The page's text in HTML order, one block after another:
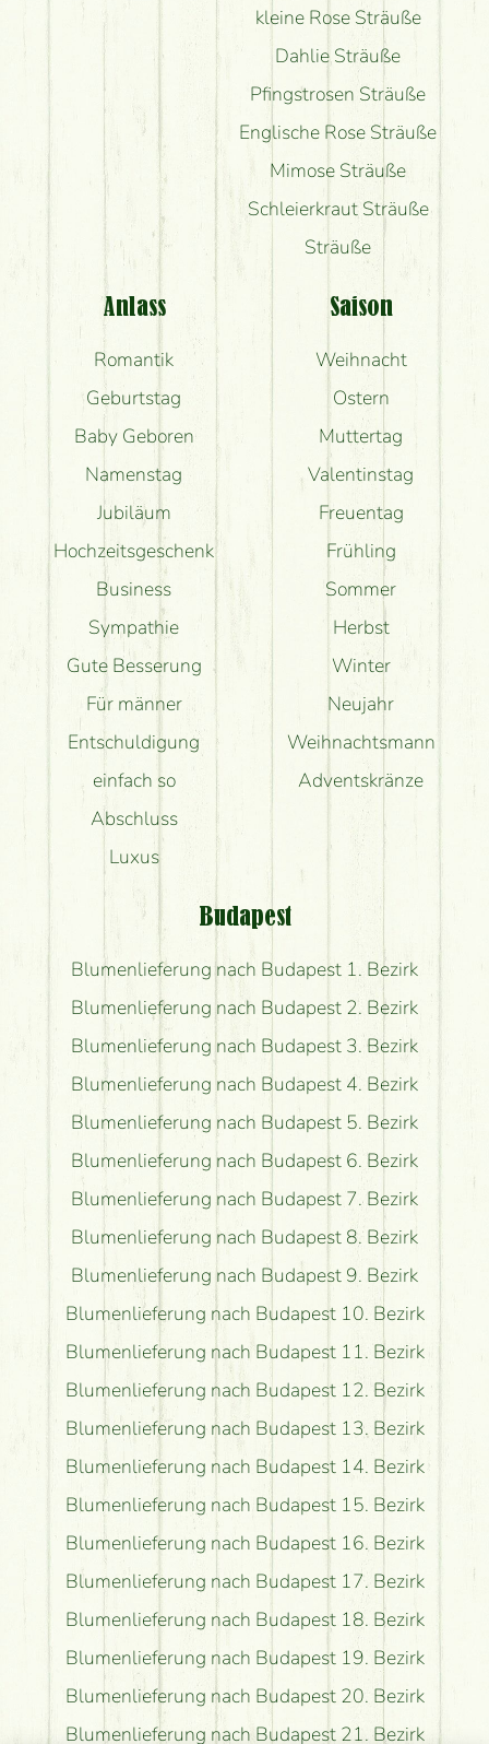
kleine Rose Sträuße
Dahlie Sträuße
Pfingstrosen Sträuße
Englische Rose Sträuße
Mimose Sträuße
Schleierkraut Sträuße
Sträuße
Anlass
Romantik
Geburtstag
Baby Geboren
Namenstag
Jubiläum
Hochzeitsgeschenk
Business
Sympathie
Gute Besserung
Für männer
Entschuldigung
einfach so
Abschluss
Luxus
Saison
Weihnacht
Ostern
Muttertag
Valentinstag
Freuentag
Frühling
Sommer
Herbst
Winter
Neujahr
Weihnachtsmann
Adventskränze
Budapest
Blumenlieferung nach Budapest 1. Bezirk
Blumenlieferung nach Budapest 2. Bezirk
Blumenlieferung nach Budapest 3. Bezirk
Blumenlieferung nach Budapest 4. Bezirk
Blumenlieferung nach Budapest 5. Bezirk
Blumenlieferung nach Budapest 6. Bezirk
Blumenlieferung nach Budapest 7. Bezirk
Blumenlieferung nach Budapest 8. Bezirk
Blumenlieferung nach Budapest 9. Bezirk
Blumenlieferung nach Budapest 10. Bezirk
Blumenlieferung nach Budapest 11. Bezirk
Blumenlieferung nach Budapest 12. Bezirk
Blumenlieferung nach Budapest 13. Bezirk
Blumenlieferung nach Budapest 14. Bezirk
Blumenlieferung nach Budapest 15. Bezirk
Blumenlieferung nach Budapest 16. Bezirk
Blumenlieferung nach Budapest 17. Bezirk
Blumenlieferung nach Budapest 18. Bezirk
Blumenlieferung nach Budapest 19. Bezirk
Blumenlieferung nach Budapest 20. Bezirk
Blumenlieferung nach Budapest 21. Bezirk